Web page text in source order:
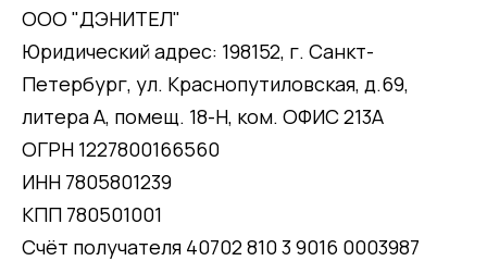
ООО "ДЭНИТЕЛ"
Юридический адрес: 198152, г. Санкт-
Петербург, ул. Краснопутиловская, д.69,
литера А, помещ. 18-Н, ком. ОФИС 213А
ОГРН 1227800166560
ИНН 7805801239
КПП 780501001
Счёт получателя 40702 810 3 9016 0003987